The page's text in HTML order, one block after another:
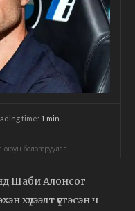
time: 1 min.
оюун боловсруулав.
Шаби Алонсог
хүлээлт үүсгэсэн ч